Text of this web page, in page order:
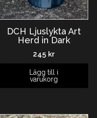
DCH Ljuslykta Art
Herd in Dark
245 kr
Lägg till i
varukorg